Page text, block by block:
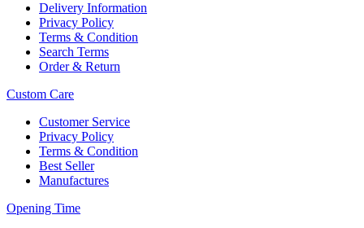
Delivery Information
Privacy Policy
Terms & Condition
Search Terms
Order & Return
Custom Care
Customer Service
Privacy Policy
Terms & Condition
Best Seller
Manufactures
Opening Time